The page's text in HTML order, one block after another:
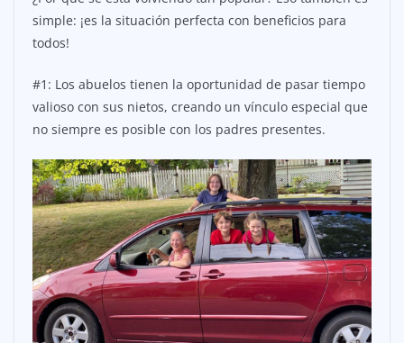
simple: ¡es la situación perfecta con beneficios para
todos!
#1: Los abuelos tienen la oportunidad de pasar tiempo
valioso con sus nietos, creando un vínculo especial que
no siempre es posible con los padres presentes.